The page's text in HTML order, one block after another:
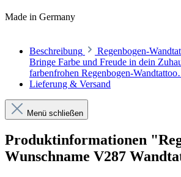
Made in Germany
Beschreibung
Regenbogen-
Bringe Farbe und Freude in dein
farbenfrohen Regenbogen-
Lieferung & Versand
Menü schließen
Produktinformationen
Wunschname V287